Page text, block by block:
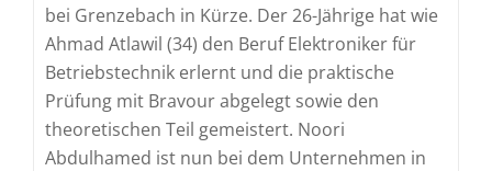
bei Grenzebach in Kürze. Der 26-Jährige hat wie
Ahmad Atlawil (34) den Beruf Elektroniker für
Betriebstechnik erlernt und die praktische
Prüfung mit Bravour abgelegt sowie den
theoretischen Teil gemeistert. Noori
Abdulhamed ist nun bei dem Unternehmen in